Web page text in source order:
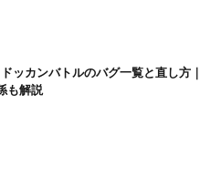
ッカンバトルのバグ一覧と直し方｜
も解説